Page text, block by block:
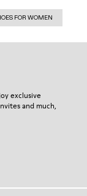
FOR WOMEN
exclusive
and much,